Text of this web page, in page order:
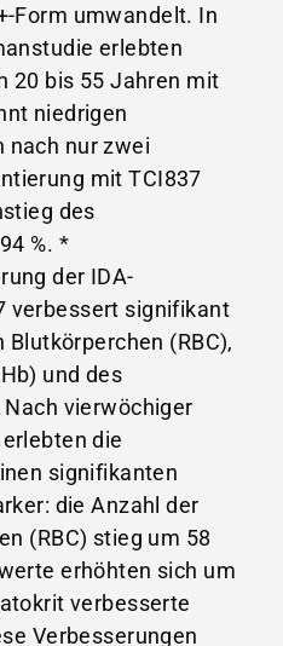
Form umwandelt. In
erlebten
20 bis 55 Jahren mit
niedrigen
nach nur zwei
mit TCI837
des
%. *
der IDA-
verbessert signifikant
(RBC),
und des
vierwöchiger
die
signifikanten
die Anzahl der
(RBC) stieg um 58
erhöhten sich um
verbesserte
Verbesserungen